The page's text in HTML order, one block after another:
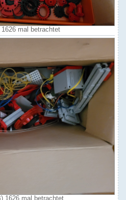
mal betrachtet
1626 mal betrachtet